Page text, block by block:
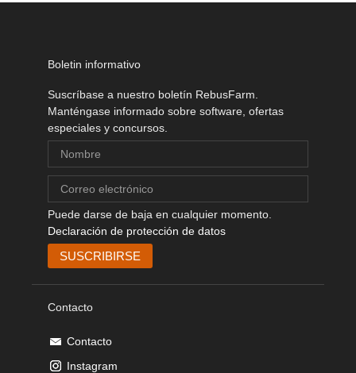
Boletin informativo
Suscríbase a nuestro boletín RebusFarm.
Manténgase informado sobre software, ofertas
especiales y concursos.
Puede darse de baja en cualquier momento.
Declaración de protección de datos
Contacto
Contacto
Instagram